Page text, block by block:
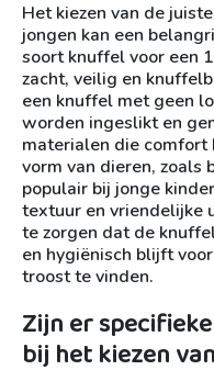
Het kiezen van de
jongen kan een
soort knuffel voor een
zacht, veilig en
een knuffel met geen
worden ingeslikt en
materialen die comfort
vorm van dieren, zoals
populair bij jonge
textuur en vriendelijke
te zorgen dat de
en hygiënisch blijft
troost te vinden.
Zijn er
bij het kiezen